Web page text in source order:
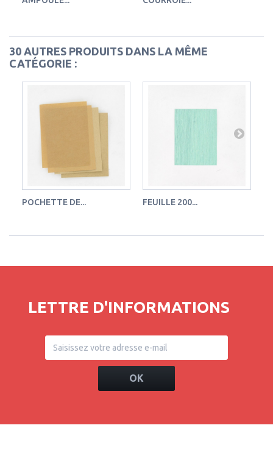
30 AUTRES PRODUITS DANS LA MÊME
CATÉGORIE :
POCHETTE DE... FEUILLE 200...
LETTRE D'INFORMATIONS
OK